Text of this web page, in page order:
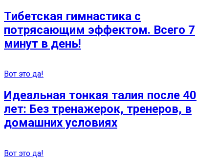
Тибетская гимнастика с
потрясающим эффектом. Всего 7
минут в день!
Вот это да!
Идеальная тонкая талия после 40
лет: Без тренажерок, тренеров, в
домашних условиях
Вот это да!